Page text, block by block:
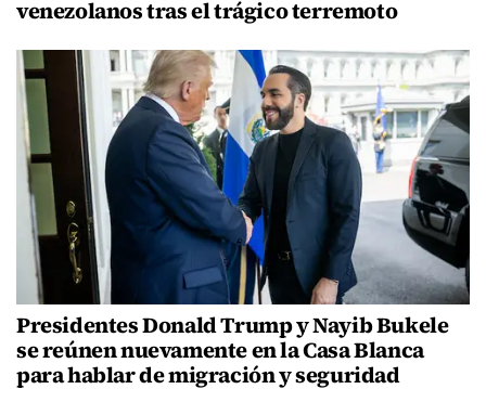
venezolanos tras el trágico terremoto
Presidentes Donald Trump y Nayib Bukele
se reúnen nuevamente en la Casa Blanca
para hablar de migración y seguridad